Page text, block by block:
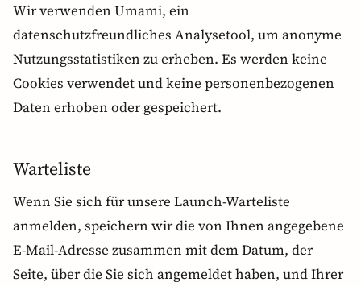
Wir verwenden Umami, ein
datenschutzfreundliches Analysetool, um anonyme
Nutzungsstatistiken zu erheben. Es werden keine
Cookies verwendet und keine personenbezogenen
Daten erhoben oder gespeichert.
Warteliste
Wenn Sie sich für unsere Launch-Warteliste
anmelden, speichern wir die von Ihnen angegebene
E-Mail-Adresse zusammen mit dem Datum, der
Seite, über die Sie sich angemeldet haben, und Ihrer